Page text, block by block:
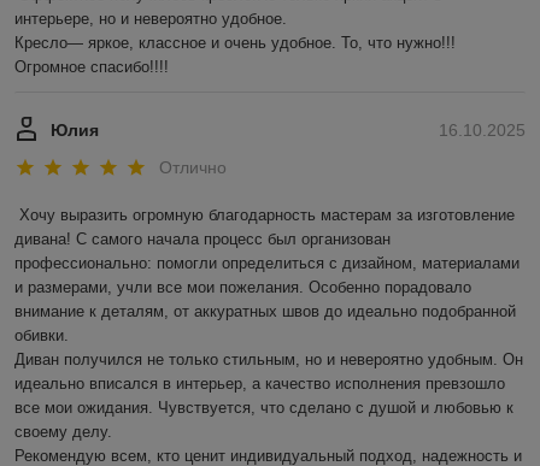
интерьере, но и невероятно удобное.
Кресло— яркое, классное и очень удобное. То, что нужно!!!
Огромное спасибо!!!!
16.10.2025
Юлия
Отлично
Хочу выразить огромную благодарность мастерам за изготовление
дивана! С самого начала процесс был организован
профессионально: помогли определиться с дизайном, материалами
и размерами, учли все мои пожелания. Особенно порадовало
внимание к деталям, от аккуратных швов до идеально подобранной
обивки.
Диван получился не только стильным, но и невероятно удобным. Он
идеально вписался в интерьер, а качество исполнения превзошло
все мои ожидания. Чувствуется, что сделано с душой и любовью к
своему делу.
Рекомендую всем, кто ценит индивидуальный подход, надежность и